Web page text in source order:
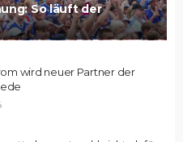
So läuft der
wird neuer Partner der